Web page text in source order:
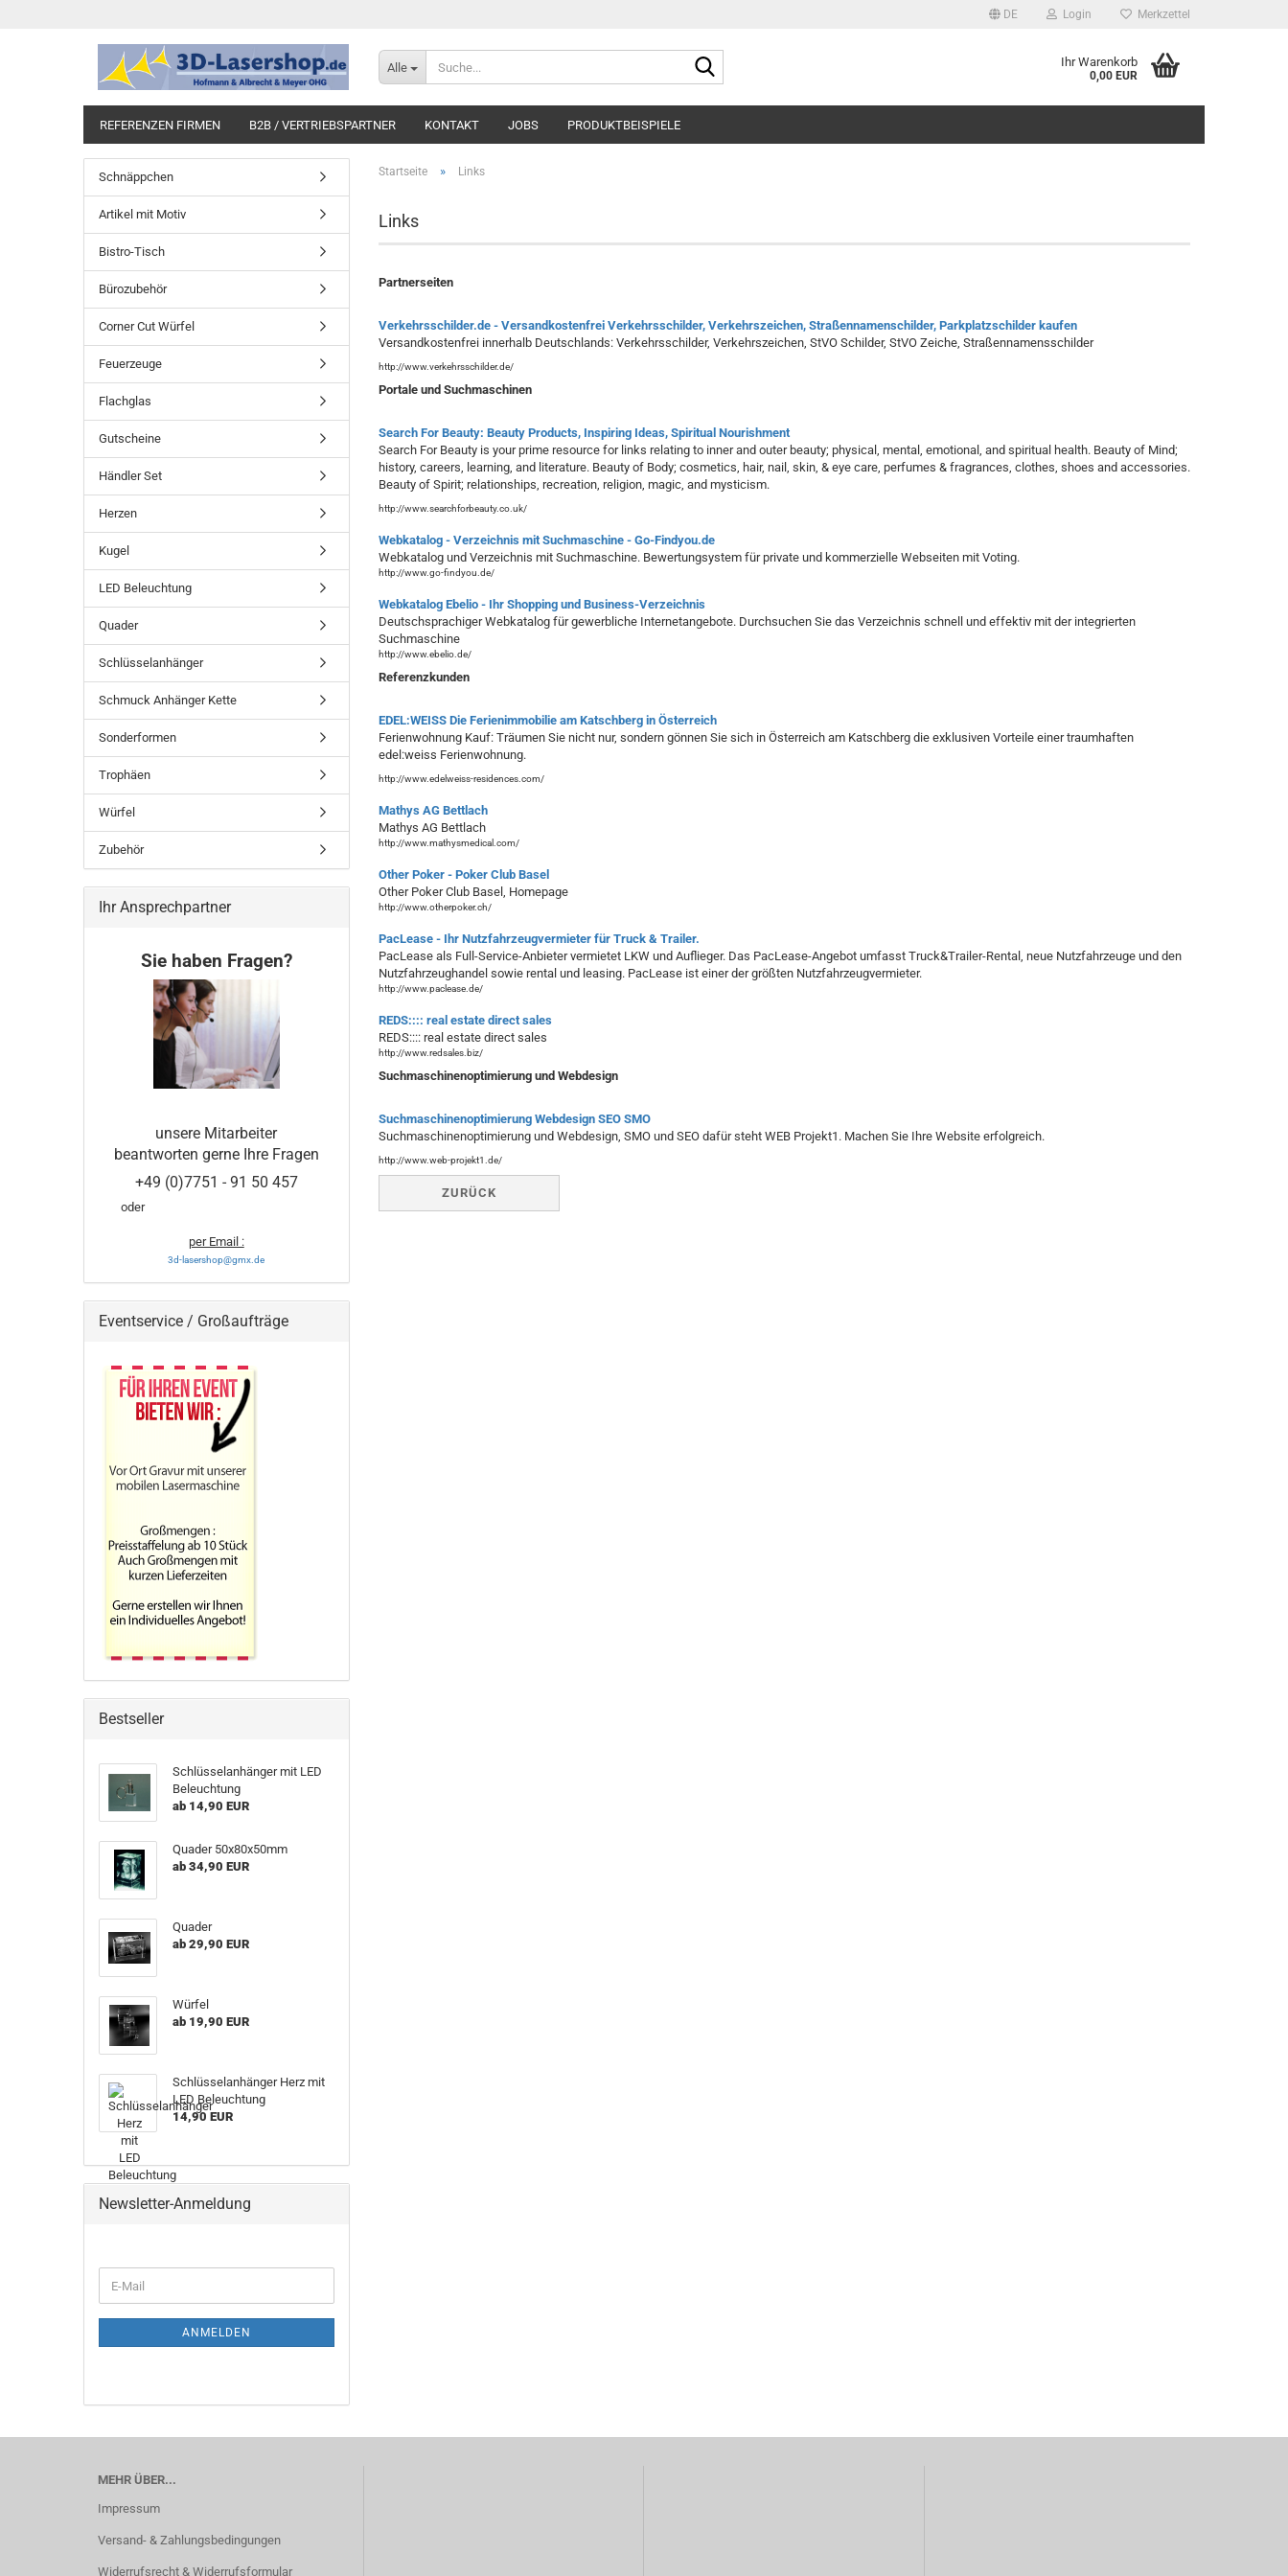
DE Login Merkzettel
Alle Ihr Warenkorb
0,00 EUR
REFERENZEN FIRMEN B2B / VERTRIEBSPARTNER KONTAKT JOBS PRODUKTBEISPIELE
Startseite » Links
Links
Partnerseiten
Verkehrsschilder.de - Versandkostenfrei Verkehrsschilder, Verkehrszeichen, Straßennamenschilder, Parkplatzschilder kaufen
Versandkostenfrei innerhalb Deutschlands: Verkehrsschilder, Verkehrszeichen, StVO Schilder, StVO Zeiche, Straßennamensschilder
http://www.verkehrsschilder.de/
Portale und Suchmaschinen
Search For Beauty: Beauty Products, Inspiring Ideas, Spiritual Nourishment
Search For Beauty is your prime resource for links relating to inner and outer beauty; physical, mental, emotional, and spiritual health. Beauty of Mind;
history, careers, learning, and literature. Beauty of Body; cosmetics, hair, nail, skin, & eye care, perfumes & fragrances, clothes, shoes and accessories.
Beauty of Spirit; relationships, recreation, religion, magic, and mysticism.
http://www.searchforbeauty.co.uk/
Webkatalog - Verzeichnis mit Suchmaschine - Go-Findyou.de
Webkatalog und Verzeichnis mit Suchmaschine. Bewertungsystem für private und kommerzielle Webseiten mit Voting.
http://www.go-findyou.de/
Webkatalog Ebelio - Ihr Shopping und Business-Verzeichnis
Deutschsprachiger Webkatalog für gewerbliche Internetangebote. Durchsuchen Sie das Verzeichnis schnell und effektiv mit der integrierten
Suchmaschine
http://www.ebelio.de/
Referenzkunden
EDEL:WEISS Die Ferienimmobilie am Katschberg in Österreich
Ferienwohnung Kauf: Träumen Sie nicht nur, sondern gönnen Sie sich in Österreich am Katschberg die exklusiven Vorteile einer traumhaften
edel:weiss Ferienwohnung.
http://www.edelweiss-residences.com/
Mathys AG Bettlach
Mathys AG Bettlach
http://www.mathysmedical.com/
Other Poker - Poker Club Basel
Other Poker Club Basel, Homepage
http://www.otherpoker.ch/
PacLease - Ihr Nutzfahrzeugvermieter für Truck & Trailer.
PacLease als Full-Service-Anbieter vermietet LKW und Auflieger. Das PacLease-Angebot umfasst Truck&Trailer-Rental, neue Nutzfahrzeuge und den
Nutzfahrzeughandel sowie rental und leasing. PacLease ist einer der größten Nutzfahrzeugvermieter.
http://www.paclease.de/
REDS:::: real estate direct sales
REDS:::: real estate direct sales
http://www.redsales.biz/
Suchmaschinenoptimierung und Webdesign
Suchmaschinenoptimierung Webdesign SEO SMO
Suchmaschinenoptimierung und Webdesign, SMO und SEO dafür steht WEB Projekt1. Machen Sie Ihre Website erfolgreich.
http://www.web-projekt1.de/
ZURÜCK
Schnäppchen
Artikel mit Motiv
Bistro-Tisch
Bürozubehör
Corner Cut Würfel
Feuerzeuge
Flachglas
Gutscheine
Händler Set
Herzen
Kugel
LED Beleuchtung
Quader
Schlüsselanhänger
Schmuck Anhänger Kette
Sonderformen
Trophäen
Würfel
Zubehör
Ihr Ansprechpartner
Sie haben Fragen?
unsere Mitarbeiter
beantworten gerne Ihre Fragen
+49 (0)7751 - 91 50 457
oder
per Email :
3d-lasershop@gmx.de
Eventservice / Großaufträge
Bestseller
Schlüsselanhänger mit LED
Beleuchtung
ab 14,90 EUR
Quader 50x80x50mm
ab 34,90 EUR
Quader
ab 29,90 EUR
Würfel
ab 19,90 EUR
Schlüsselanhänger Herz mit
LED Beleuchtung
14,90 EUR
Newsletter-Anmeldung
ZUR
E-
Mail
ANMELDEN
MEHR ÜBER...
Impressum
Versand- & Zahlungsbedingungen
Widerrufsrecht & Widerrufsformular